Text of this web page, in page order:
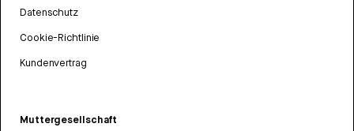
Datenschutz
Cookie-Richtlinie
Kundenvertrag
Muttergesellschaft